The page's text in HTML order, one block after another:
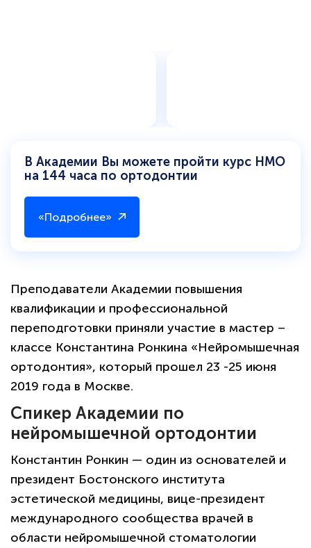
В Академии Вы можете пройти курс НМО
на 144 часа по ортодонтии
«Подробнее»
Преподаватели Академии повышения
квалификации и профессиональной
переподготовки приняли участие в мастер –
классе Константина Ронкина «Нейромышечная
ортодонтия», который прошел 23 -25 июня
2019 года в Москве.
Спикер Академии по
нейромышечной ортодонтии
Константин Ронкин — один из основателей и
президент Бостонского института
эстетической медицины, вице-президент
международного сообщества врачей в
области нейромышечной стоматологии